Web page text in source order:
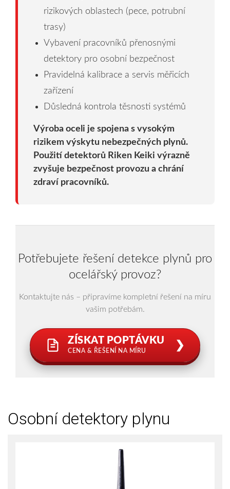
rizikových oblastech (pece, potrubní
trasy)
Vybavení pracovníků přenosnými
detektory pro osobní bezpečnost
Pravidelná kalibrace a servis měřicích
zařízení
Důsledná kontrola těsnosti systémů
Výroba oceli je spojena s vysokým
rizikem výskytu nebezpečných plynů.
Použití detektorů Riken Keiki výrazně
zvyšuje bezpečnost provozu a chrání
zdraví pracovníků.
Potřebujete řešení detekce plynů pro
ocelářský provoz?
Kontaktujte nás – připravíme kompletní řešení na míru
vašim potřebám.
ZÍSKAT POPTÁVKU
CENA & ŘEŠENÍ NA MÍRU
❯
Osobní detektory plynu